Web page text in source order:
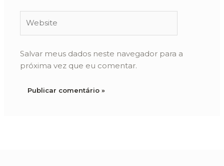
Salvar meus dados neste navegador para a
próxima vez que eu comentar.